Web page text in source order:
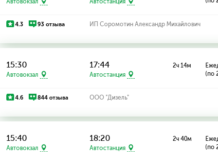
4.3 93 отзыва ИП Соромотин Александр Михайлович
15:30
Автовокзал
17:44
Автостанция
2ч 14м
(по
4.6 844 отзыва ООО "Дизель"
15:40
Автовокзал
18:20
Автостанция
2ч 40м
(по